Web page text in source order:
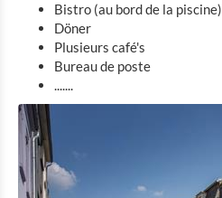
Shopping Center Knauf
Mobilité à Troisvierges
Activités intérieures
Eat & Sleep
Bistro (au bord de la piscine)
Döner
Plusieurs café's
Bureau de poste
.......